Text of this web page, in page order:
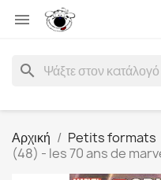

search
Αρχική Petits formats
(48) - les 70 ans de